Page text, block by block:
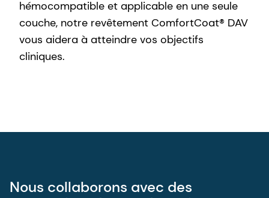
hémocompatible et applicable en une seule
couche, notre revêtement ComfortCoat® DAV
vous aidera à atteindre vos objectifs
cliniques.
Nous collaborons avec des